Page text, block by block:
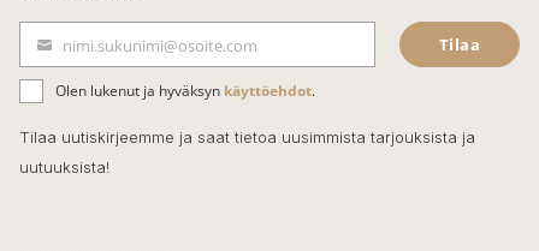
e
b
o
o
k
ä
h
k
nimi.sukunimi@osoite.com Tilaa
Olen lukenut ja hyväksyn käyttöehdot.
Tilaa uutiskirjeemme ja saat tietoa uusimmista tarjouksista ja
uutuuksista!